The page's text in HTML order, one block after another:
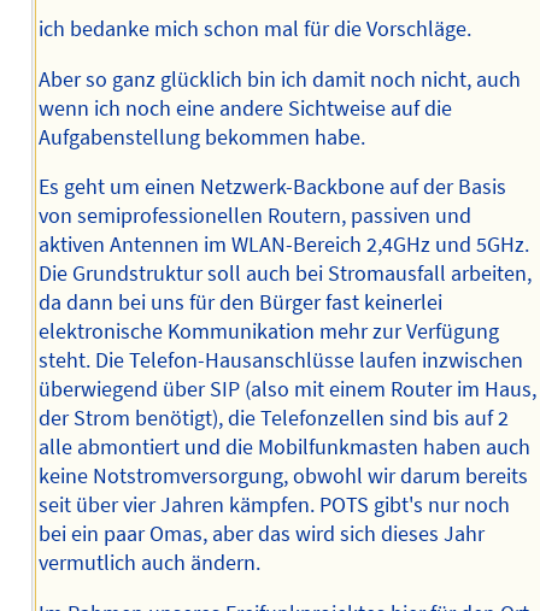
ich bedanke mich schon mal für die Vorschläge.
Aber so ganz glücklich bin ich damit noch nicht, auch
wenn ich noch eine andere Sichtweise auf die
Aufgabenstellung bekommen habe.
Es geht um einen Netzwerk-Backbone auf der Basis
von semiprofessionellen Routern, passiven und
aktiven Antennen im WLAN-Bereich 2,4GHz und 5GHz.
Die Grundstruktur soll auch bei Stromausfall arbeiten,
da dann bei uns für den Bürger fast keinerlei
elektronische Kommunikation mehr zur Verfügung
steht. Die Telefon-Hausanschlüsse laufen inzwischen
überwiegend über SIP (also mit einem Router im Haus,
der Strom benötigt), die Telefonzellen sind bis auf 2
alle abmontiert und die Mobilfunkmasten haben auch
keine Notstromversorgung, obwohl wir darum bereits
seit über vier Jahren kämpfen. POTS gibt's nur noch
bei ein paar Omas, aber das wird sich dieses Jahr
vermutlich auch ändern.